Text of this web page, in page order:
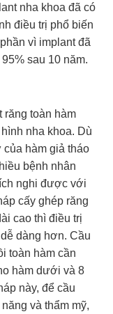
nha khoa đã có
điều trị phổ biến
vì implant đã
sau 10 năm.
răng toàn hàm
nha khoa. Dù
hàm giả tháo
bệnh nhân
nghi được với
cấy ghép răng
cao thì điều trị
dàng hơn. Cầu
toàn hàm cần
hàm dưới và 8
này, để cầu
và thẩm mỹ,